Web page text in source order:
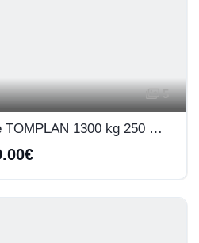
5
Remorque frigorifique TOMPLAN 1300 kg 250 x 125 x 180